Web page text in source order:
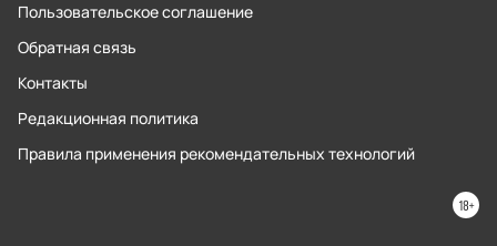
Пользовательское соглашение
Обратная связь
Контакты
Редакционная политика
Правила применения рекомендательных технологий